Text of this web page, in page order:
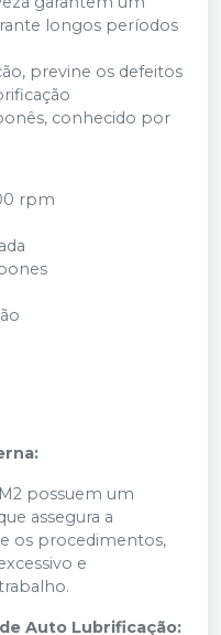
longos períodos
previne os defeitos
conhecido por
rpm
possuem um
assegura a
os procedimentos,
e
Auto Lubrificação: